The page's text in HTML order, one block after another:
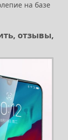
на базе
отзывы,